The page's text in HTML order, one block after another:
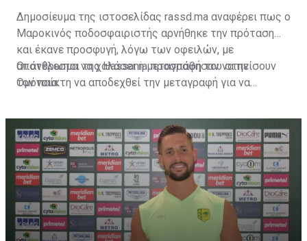
Δημοσίευμα της ιστοσελίδας rassd.ma αναφέρει πως ο
Μαροκινός ποδοσφαιριστής αρνήθηκε την πρόταση
και έκανε προσφυγή, λόγω των οφειλών, με
αποτέλεσμα να χαλάσει η μεταγραφή του στην
Ομόνοια.
Οι άνθρωποι της Hassania προσπάθησαν να πείσουν
τον παίκτη να αποδεχθεί την μεταγραφή για να
να λύσει το συμβόλαιό του, ώστε να μετακομίσει
ελεύθερα σε οποιαδήποτε νέα ομάδα το τρέχον
καλοκαίρι.